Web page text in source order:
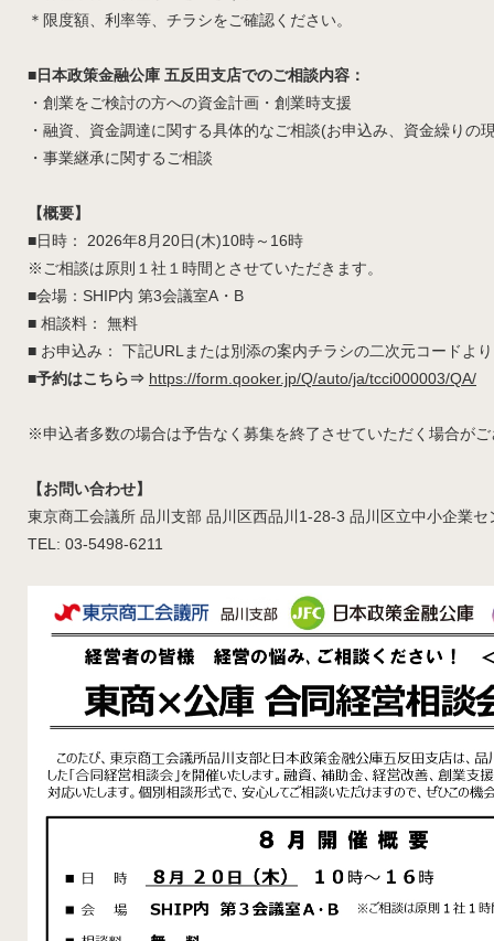
＊限度額、利率等、チラシをご確認ください。
■日本政策金融公庫 五反田支店でのご相談内容：
・創業をご検討の方への資金計画・創業時支援
・融資、資金調達に関する具体的なご相談(お申込み、資金繰りの
・事業継承に関するご相談
【概要】
■日時： 2026年8月20日(木)10時～16時
※ご相談は原則１社１時間とさせていただきます。
■会場：SHIP内 第3会議室A・B
■ 相談料： 無料
■ お申込み： 下記URLまたは別添の案内チラシの二次元コードよ
■予約はこちら⇒ https://form.qooker.jp/Q/auto/ja/tcci000003/QA/
※申込者多数の場合は予告なく募集を終了させていただく場合が
【お問い合わせ】
東京商工会議所 品川支部 品川区西品川1-28-3 品川区立中小企業セ
TEL: 03-5498-6211